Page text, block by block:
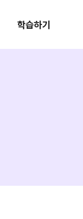
학습하기